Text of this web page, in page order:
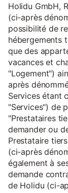
Holidu GmbH,
(ci-après
possibilité de
hébergements
que des
vacances et
"Logement")
après
Services étant
"Services") de
"Prestataires
demander ou
Prestataire
(ci-après
également à
demande
de Holidu (ci-